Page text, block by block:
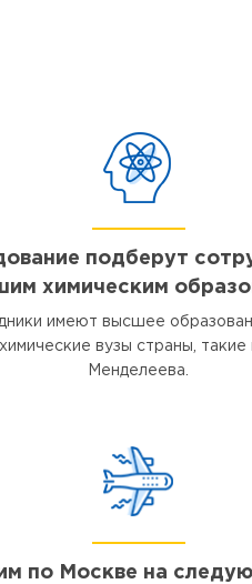
подберут
химическим
имеют высшее
вузы страны,
Менделеева.
по Москве на